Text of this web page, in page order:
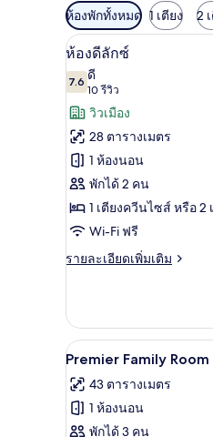
ตัว
กรอง
ที่
มี
ให้
สำหรับ
ห้อง
พัก
ห้องพักทั้งหมด 1 เตียง 2
เปิด
ภาพถ่าย
ทั้งหมด
ของ
ห้อง
ดี
ลัก
ซ์
6
ห้องดีลักซ์
7.67.6 จาก 10
ดี
10 รีวิว
(10
รีวิว)
วิวเมือง
28 ตารางเมตร
1 ห้องนอน
พักได้ 2 คน
1 เตียงควีนไซส์ หรือ 2
Wi-Fi ฟรี
รายละเอียดเพิ่มเติม
ราย
เกี่ยว
กับ
ห้อง
ลัก
ซ์
เปิด
ภาพถ่าย
ทั้งหมด
ของ
3
Premier Family Room
43 ตารางเมตร
1 ห้องนอน
พักได้ 3 คน